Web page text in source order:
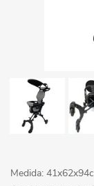
Medida: